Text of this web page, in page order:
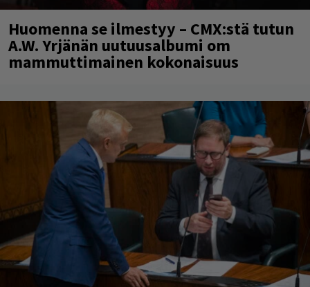
Huomenna se ilmestyy – CMX:stä tutun
A.W. Yrjänän uutuusalbumi om
mammuttimainen kokonaisuus